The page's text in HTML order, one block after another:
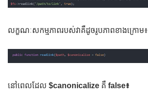
លក្ខណៈសកម្មភាពរបស់វាគឺដូចរូបភាពខាងក្រោម៖
នៅពេលដែល $canonicalize គឺ false៖